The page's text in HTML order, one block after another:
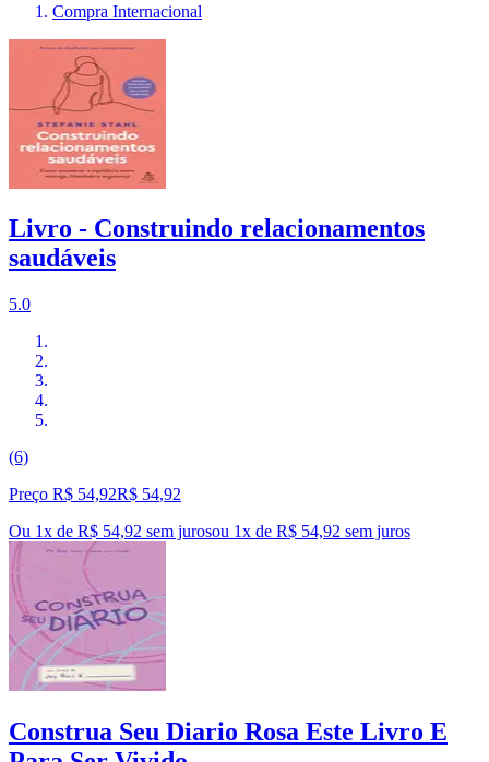
Compra Internacional
Livro - Construindo relacionamentos
saudáveis
5.0
(6)
Preço R$ 54,92R$ 54,92
Ou 1x de R$ 54,92 sem jurosou 1x de R$ 54,92 sem juros
Construa Seu Diario Rosa Este Livro E